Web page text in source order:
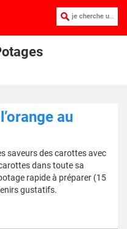
je cherche une recette :
au
saveurs des carottes avec
dans toute sa
rapide à préparer (15
gustatifs.